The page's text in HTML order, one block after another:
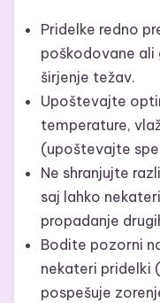
Pridelke redno
poškodovane ali
širjenje težav.
Upoštevajte
temperature,
(upoštevajte
Ne shranjujte
saj lahko
propadanje
Bodite pozorni
nekateri pridelki
pospešuje